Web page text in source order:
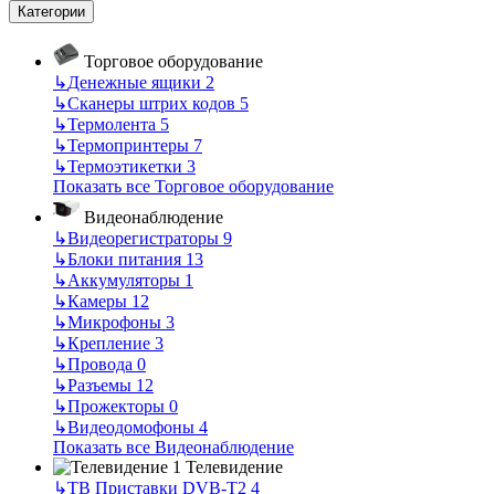
Категории
Торговое оборудование
↳Денежные ящики 2
↳Сканеры штрих кодов 5
↳Термолента 5
↳Термопринтеры 7
↳Термоэтикетки 3
Показать все Торговое оборудование
Видеонаблюдение
↳Видеорегистраторы 9
↳Блоки питания 13
↳Аккумуляторы 1
↳Камеры 12
↳Микрофоны 3
↳Крепление 3
↳Провода 0
↳Разъемы 12
↳Прожекторы 0
↳Видеодомофоны 4
Показать все Видеонаблюдение
Телевидение
↳ТВ Приставки DVB-T2 4